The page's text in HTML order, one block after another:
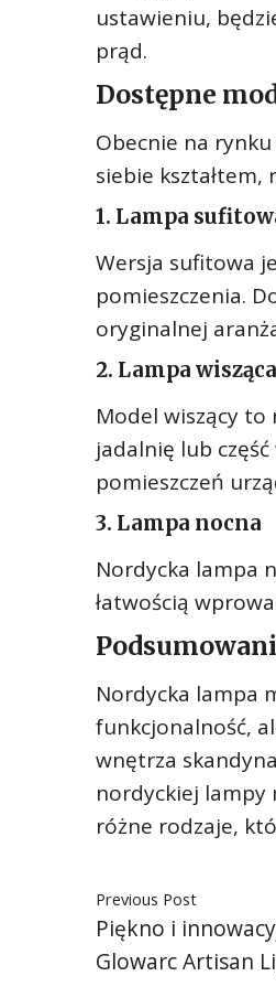
ustawieniu,
prąd.
Dostępne
Obecnie na
siebie
1. Lampa
Wersja sufitowa
pomieszczenia.
oryginalnej
2. Lampa wisząca
Model wiszący to
jadalnię lub
pomieszczeń
3. Lampa nocna
Nordycka lampa
łatwością
Nordycka lampa
funkcjonalność,
wnętrza
nordyckiej lampy
różne rodzaje,
Previous Post
Piękno i
Glowarc Artisan